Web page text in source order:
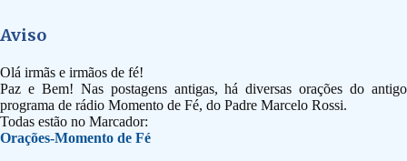
Aviso
Olá irmãs e irmãos de fé!
Paz e Bem! Nas postagens antigas, há diversas orações do antigo
programa de rádio Momento de Fé, do Padre Marcelo Rossi.
Todas estão no Marcador:
Orações-Momento de Fé